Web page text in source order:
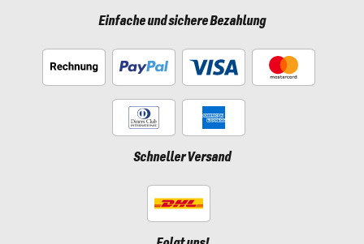
Einfache und sichere Bezahlung
Schneller Versand